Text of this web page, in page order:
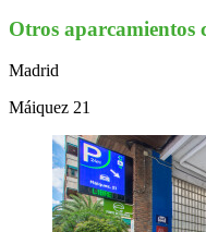
Otros aparcamientos
Madrid
Máiquez 21